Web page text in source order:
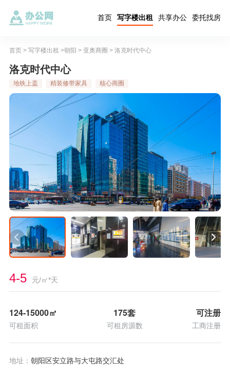
首页 写字楼出租 共享办公 委托找房
首页> 写字楼出租 >朝阳 > 亚奥商圈 > 洛克时代中心
洛克时代中心
地铁上盖 精装修带家具 核心商圈
4-5 元/㎡*天
124-15000㎡
可租面积
175套
可租房源数
可注册
工商注册
地址： 朝阳区安立路与大屯路交汇处